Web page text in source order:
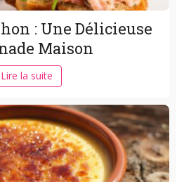
: Une Délicieuse
Maison
Lire la suite